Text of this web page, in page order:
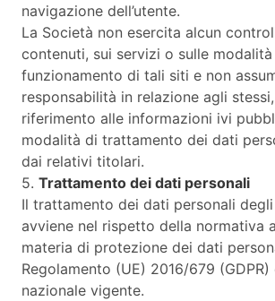
navigazione dell’utente.
La Società non esercita alcun
contenuti, sui servizi o sulle
funzionamento di tali siti e non
responsabilità in relazione agli
riferimento alle informazioni ivi
modalità di trattamento dei dati
dai relativi titolari.
5. Trattamento dei dati personali
Il trattamento dei dati personali
avviene nel rispetto della normativa
materia di protezione dei dati
Regolamento (UE) 2016/679
nazionale vigente.